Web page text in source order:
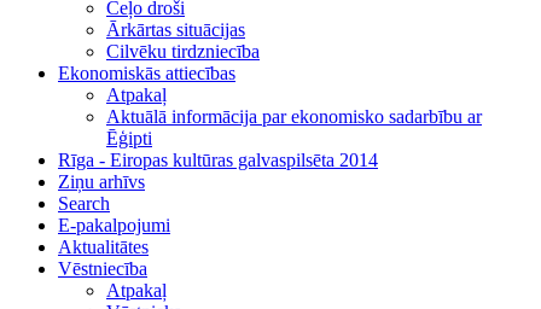
Ceļo droši
Ārkārtas situācijas
Cilvēku tirdzniecība
Ekonomiskās attiecības
Atpakaļ
Aktuālā informācija par ekonomisko sadarbību ar
Ēģipti
Rīga - Eiropas kultūras galvaspilsēta 2014
Ziņu arhīvs
Search
E-pakalpojumi
Aktualitātes
Vēstniecība
Atpakaļ